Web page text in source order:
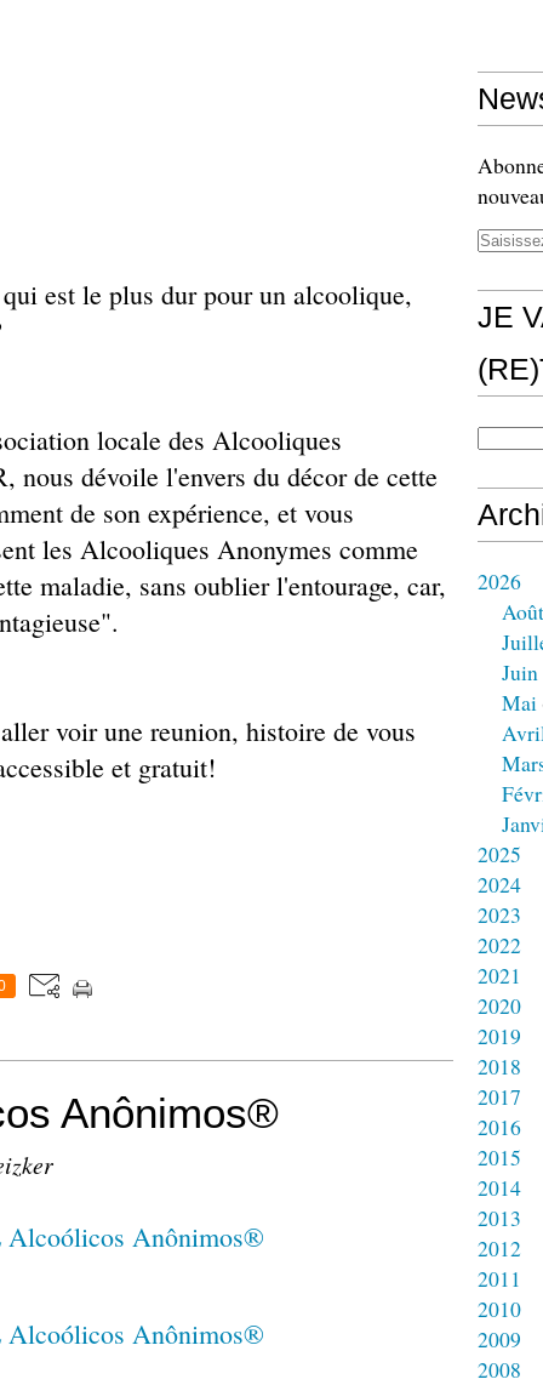
est le plus dur pour un alcoolique,
locale des Alcooliques
nous dévoile l'envers du décor de cette
de son expérience, et vous
les Alcooliques Anonymes comme
maladie, sans oublier l'entourage, car,
voir une reunion, histoire de vous
et gratuit!
Anônimos®
JE
2026
Août
Juin
Mai
2025
2024
2023
2022
2021
2020
2019
2018
2017
2016
2015
2014
2013
2012
2011
2010
2009
2008